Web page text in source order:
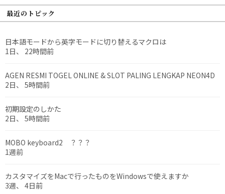
最近のトピック
日本語モードから英字モードに切り替えるマクロは
1日、 22時間前
AGEN RESMI TOGEL ONLINE & SLOT PALING LENGKAP NEON4D
2日、 5時間前
初期設定のしかた
2日、 5時間前
MOBO keyboard2 ？？？
1週前
カスタマイズをMacで行ったものをWindowsで使えますか
3週、 4日前